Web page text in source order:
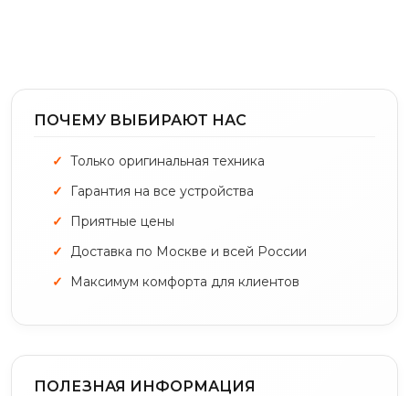
ПОЧЕМУ ВЫБИРАЮТ НАС
Только оригинальная техника
Гарантия на все устройства
Приятные цены
Доставка по Москве и всей России
Максимум комфорта для клиентов
ПОЛЕЗНАЯ ИНФОРМАЦИЯ